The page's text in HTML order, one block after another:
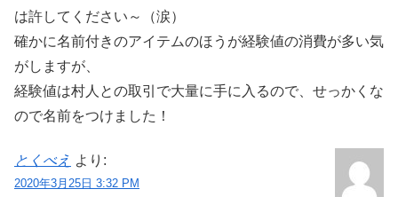
は許してください～（涙）
確かに名前付きのアイテムのほうが経験値の消費が多い気
がしますが、
経験値は村人との取引で大量に手に入るので、せっかくな
ので名前をつけました！
とくべえ より:
2020年3月25日 3:32 PM